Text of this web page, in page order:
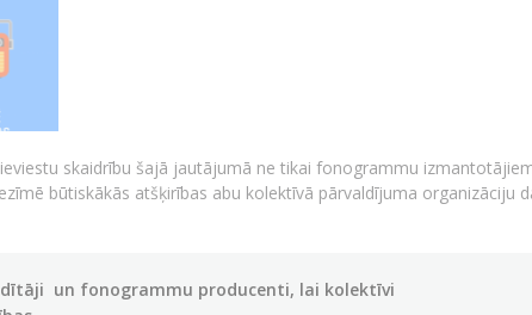
ieviestu skaidrību šajā jautājumā ne tikai fonogrammu
būtiskākās atšķirības abu kolektīvā pārvaldījuma organizāciju
un fonogrammu producenti, lai kolektīvi